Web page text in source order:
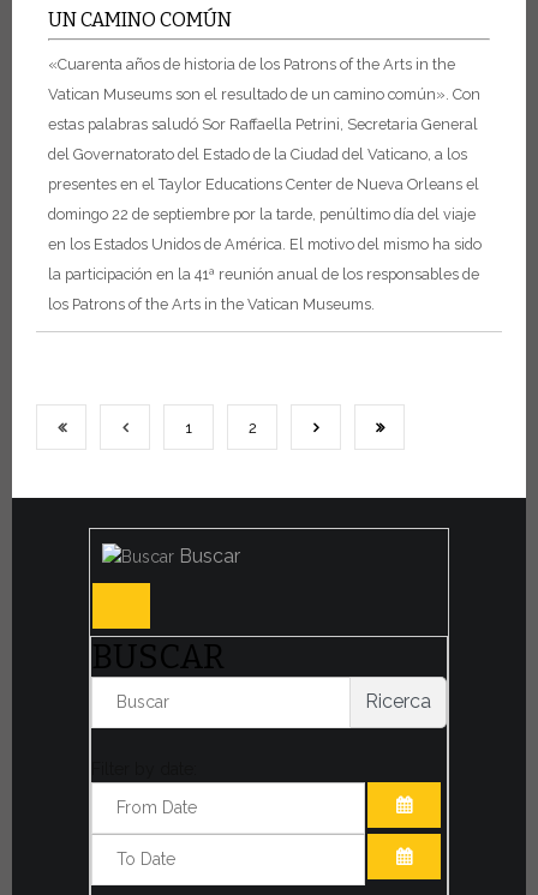
UN CAMINO COMÚN
«Cuarenta años de historia de los Patrons of the Arts in the
Vatican Museums son el resultado de un camino común». Con
estas palabras saludó Sor Raffaella Petrini, Secretaria General
del Governatorato del Estado de la Ciudad del Vaticano, a los
presentes en el Taylor Educations Center de Nueva Orleans el
domingo 22 de septiembre por la tarde, penúltimo día del viaje
en los Estados Unidos de América. El motivo del mismo ha sido
la participación en la 41ª reunión anual de los responsables de
los Patrons of the Arts in the Vatican Museums.
1 2
Buscar
BUSCAR
Ricerca
ABRIR EL